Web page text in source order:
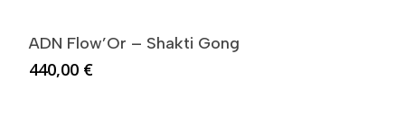
ADN Flow’Or – Shakti Gong
440,00 €